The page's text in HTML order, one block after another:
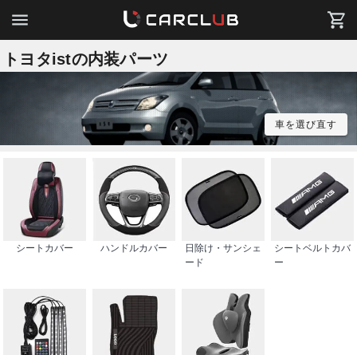
トヨタistの内装パーツ
車を選び直す
シートカバー ハンドルカバー
日除け・サンシェ
ード
シートベルトカバ
ー